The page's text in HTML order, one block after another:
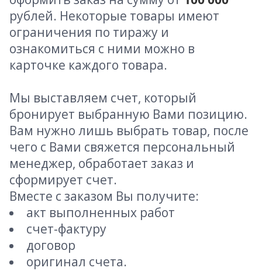
рублей. Некоторые товары имеют
ограничения по тиражу и
ознакомиться с ними можно в
карточке каждого товара.
Мы выставляем счет, который
бронирует выбранную Вами позицию.
Вам нужно лишь выбрать товар, после
чего с Вами свяжется персональный
менеджер, обработает заказ и
сформирует счет.
Вместе с заказом Вы получите:
акт выполненных работ
счет-фактуру
договор
оригинал счета.